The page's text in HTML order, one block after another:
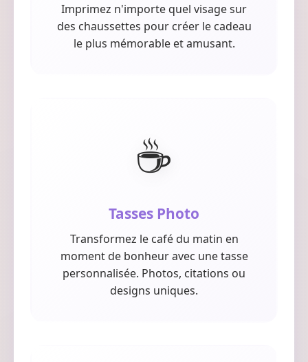
Imprimez n'importe quel visage sur
des chaussettes pour créer le cadeau
le plus mémorable et amusant.
☕
Tasses Photo
Transformez le café du matin en
moment de bonheur avec une tasse
personnalisée. Photos, citations ou
designs uniques.